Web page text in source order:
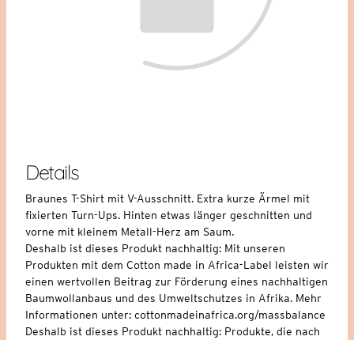
Details
Braunes T-Shirt mit V-Ausschnitt. Extra kurze Ärmel mit
fixierten Turn-Ups. Hinten etwas länger geschnitten und
vorne mit kleinem Metall-Herz am Saum.
Deshalb ist dieses Produkt nachhaltig: Mit unseren
Produkten mit dem Cotton made in Africa-Label leisten wir
einen wertvollen Beitrag zur Förderung eines nachhaltigen
Baumwollanbaus und des Umweltschutzes in Afrika. Mehr
Informationen unter: cottonmadeinafrica.org/massbalance
Deshalb ist dieses Produkt nachhaltig: Produkte, die nach